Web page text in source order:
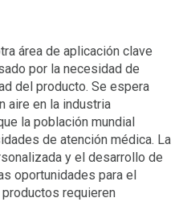
área de aplicación clave
por la necesidad de
del producto. Se espera
aire en la industria
la población mundial
de atención médica. La
y el desarrollo de
oportunidades para el
requieren